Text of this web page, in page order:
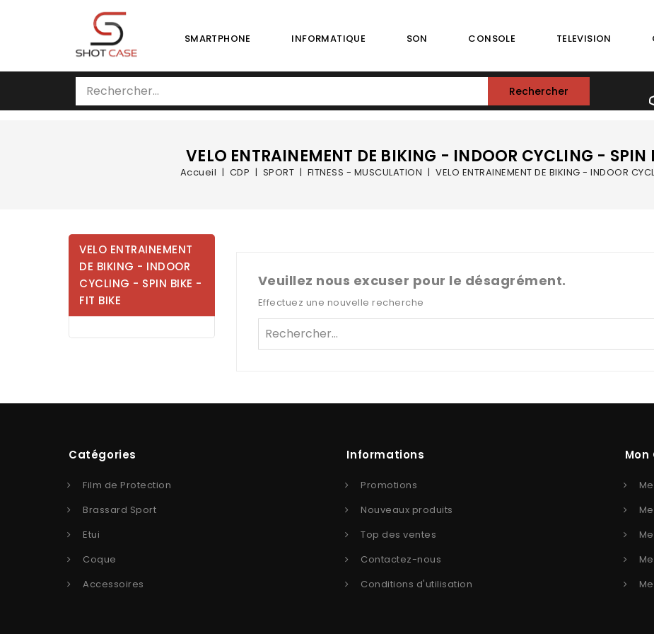
SMARTPHONE INFORMATIQUE SON CONSOLE TELEVISION
Rechercher
VELO ENTRAINEMENT DE BIKING - INDOOR CYCLING - SPIN
Accueil CDP SPORT FITNESS - MUSCULATION VELO ENTRAINEMENT DE BIKING - INDOOR
VELO ENTRAINEMENT
DE BIKING - INDOOR
CYCLING - SPIN BIKE -
FIT BIKE
Veuillez nous excuser pour le désagrément.
Effectuez une nouvelle recherche
Catégories
Film de Protection
Brassard Sport
Etui
Coque
Accessoires
Informations
Promotions
Nouveaux produits
Top des ventes
Contactez-nous
Conditions d'utilisation